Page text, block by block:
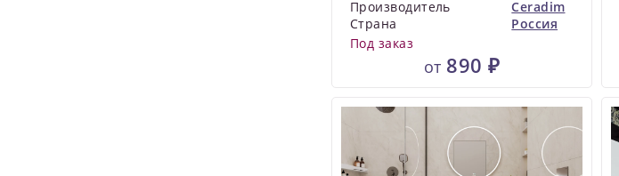
Производитель
Ceradim
Страна
Россия
Под заказ
от 890 ₽